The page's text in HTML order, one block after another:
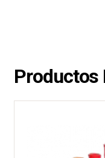
Productos